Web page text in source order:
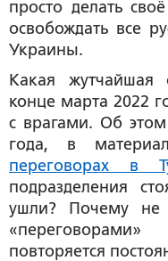
просто делать
освобождать все
Украины.
Какая
конце марта 2022
с врагами. Об
года, в
переговорах в
подразделения
ушли? Почему не
повторяется